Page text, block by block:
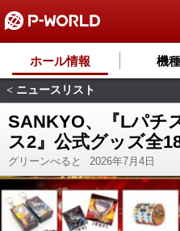
ホール情報 機
< ニュースリスト
SANKYO、『Lパチ
ス2』公式グッズ全
グリーンべると 2026年7月4日